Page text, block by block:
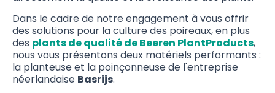
Dans le cadre de notre engagement à vous offrir
des solutions pour la culture des poireaux, en plus
des plants de qualité de Beeren PlantProducts,
nous vous présentons deux matériels performants :
la planteuse et la poinçonneuse de l'entreprise
néerlandaise Basrijs.